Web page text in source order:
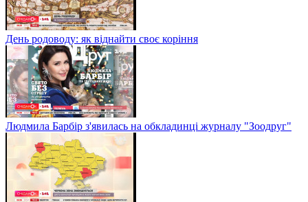
День родоводу: як віднайти своє коріння
Людмила Барбір з'явилась на обкладинці журналу "Зоодруг"